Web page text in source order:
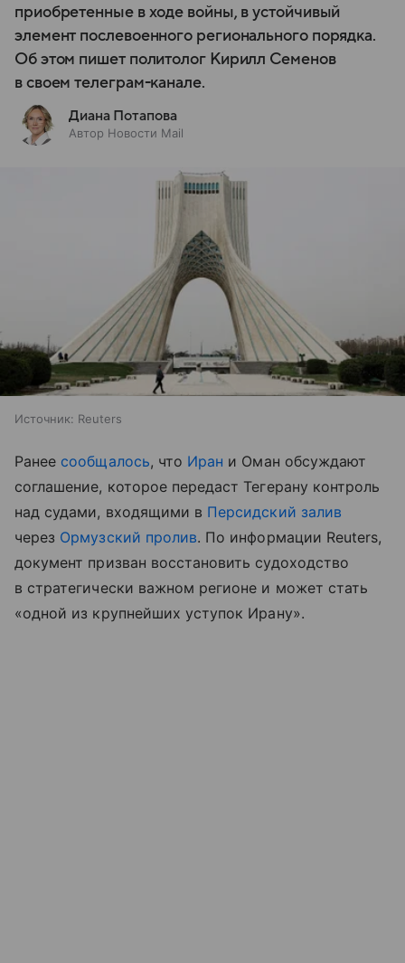
приобретенные в ходе войны, в устойчивый
элемент послевоенного регионального порядка.
Об этом пишет политолог Кирилл Семенов
в своем телеграм-канале.
Диана Потапова
Автор Новости Mail
Источник: Reuters
Ранее сообщалось, что Иран и Оман обсуждают
соглашение, которое передаст Тегерану контроль
над судами, входящими в Персидский залив
через Ормузский пролив. По информации Reuters,
документ призван восстановить судоходство
в стратегически важном регионе и может стать
«одной из крупнейших уступок Ирану».